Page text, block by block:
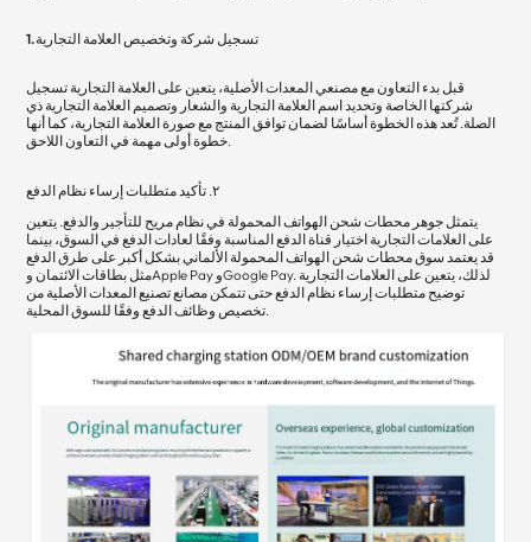
1. تسجيل شركة وتخصيص العلامة التجارية
قبل بدء التعاون مع مصنعي المعدات الأصلية، يتعين على العلامة التجارية تسجيل
شركتها الخاصة وتحديد اسم العلامة التجارية والشعار وتصميم العلامة التجارية ذي
الصلة. تُعد هذه الخطوة أساسًا لضمان توافق المنتج مع صورة العلامة التجارية، كما أنها
خطوة أولى مهمة في التعاون اللاحق.
٢. تأكيد متطلبات إرساء نظام الدفع
يتمثل جوهر محطات شحن الهواتف المحمولة في نظام مريح للتأجير والدفع. يتعين
على العلامات التجارية اختيار قناة الدفع المناسبة وفقًا لعادات الدفع في السوق، بينما
قد يعتمد سوق محطات شحن الهواتف المحمولة الألماني بشكل أكبر على طرق الدفع
مثل بطاقات الائتمان وApple Pay وGoogle Pay. لذلك، يتعين على العلامات التجارية
توضيح متطلبات إرساء نظام الدفع حتى تتمكن مصانع تصنيع المعدات الأصلية من
تخصيص وظائف الدفع وفقًا للسوق المحلية.